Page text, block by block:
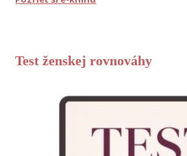
Test ženskej rovnováhy